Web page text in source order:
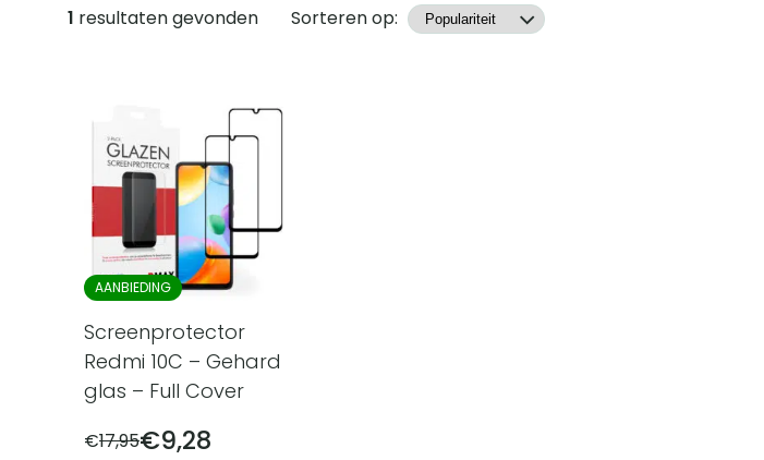
Producten
1 resultaten gevonden Sorteren op:
AANBIEDING
Screenprotector
Redmi 10C – Gehard
glas – Full Cover
€17,95€9,28